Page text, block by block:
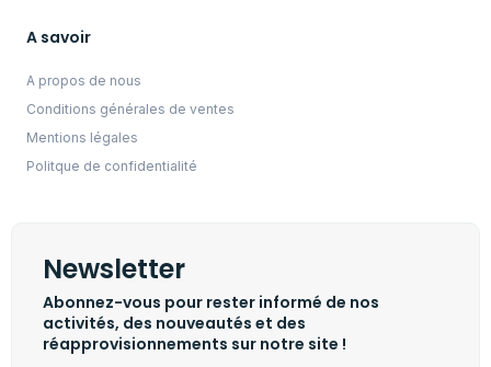
A savoir
A propos de nous
Conditions générales de ventes
Mentions légales
Politque de confidentialité
Newsletter
Abonnez-vous pour rester informé de nos
activités, des nouveautés et des
réapprovisionnements sur notre site !